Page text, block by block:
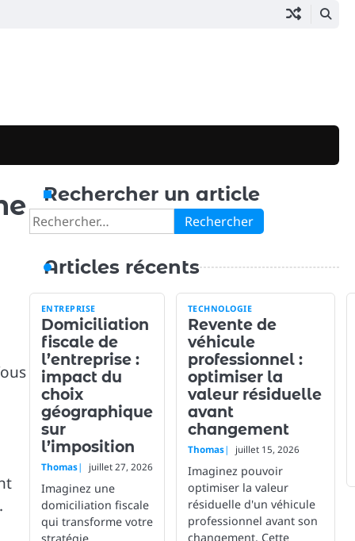
Rechercher un article
Rechercher :
Articles récents
ENTREPRISE
Domiciliation
fiscale de
l’entreprise :
impact du
choix
géographique
sur
l’imposition
Thomas juillet 27, 2026
Imaginez une
domiciliation fiscale
qui transforme votre
TECHNOLOGIE
Revente de
véhicule
professionnel :
optimiser la
valeur résiduelle
avant
changement
Thomas juillet 15, 2026
Imaginez pouvoir
optimiser la valeur
résiduelle d'un véhicule
professionnel avant son
changement. Cette